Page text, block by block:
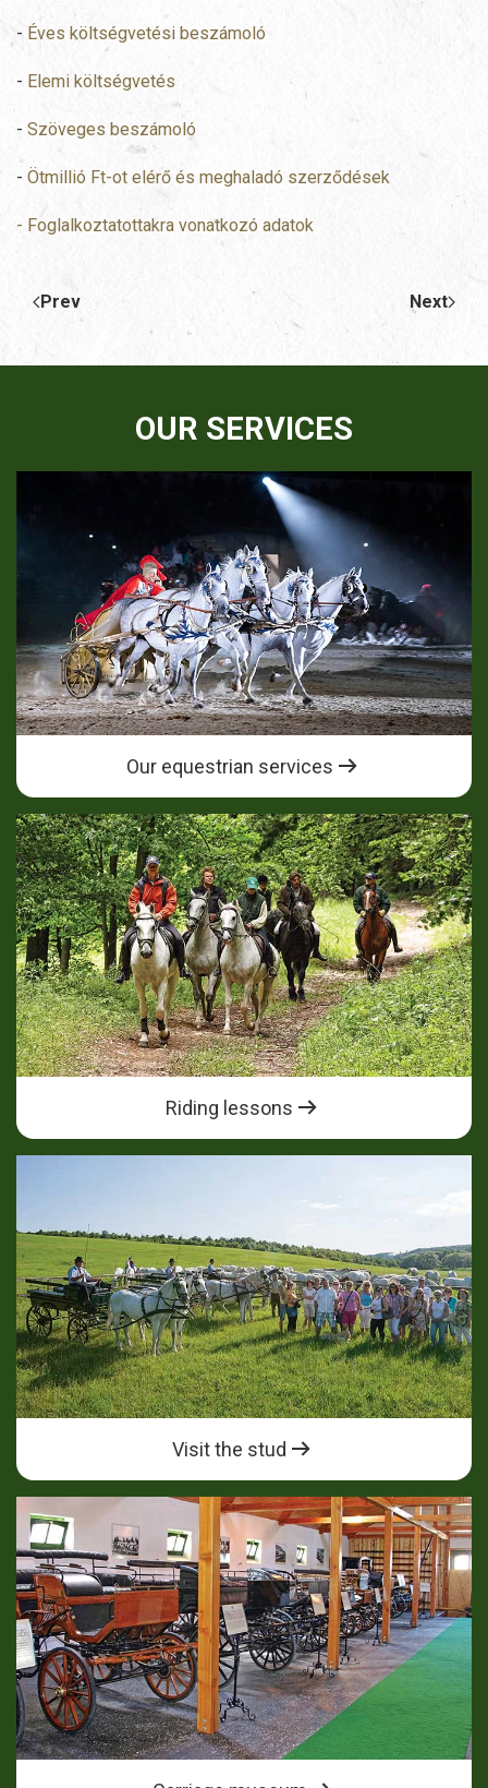
- Éves költségvetési beszámoló
- Elemi költségvetés
- Szöveges beszámoló
- Ötmillió Ft-ot elérő és meghaladó szerződések
- Foglalkoztatottakra vonatkozó adatok
Prev Next
OUR SERVICES
Our equestrian services
Riding lessons
Visit the stud